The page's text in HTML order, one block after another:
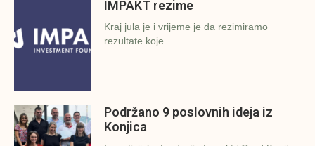
IMPAKT rezime
Kraj jula je i vrijeme je da rezimiramo
rezultate koje
Podržano 9 poslovnih ideja iz
Konjica